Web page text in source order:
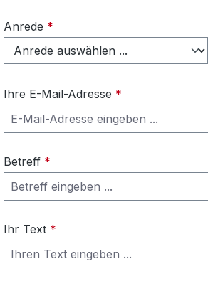
Anrede *
Ihre E-Mail-Adresse *
Betreff *
Ihr Text *